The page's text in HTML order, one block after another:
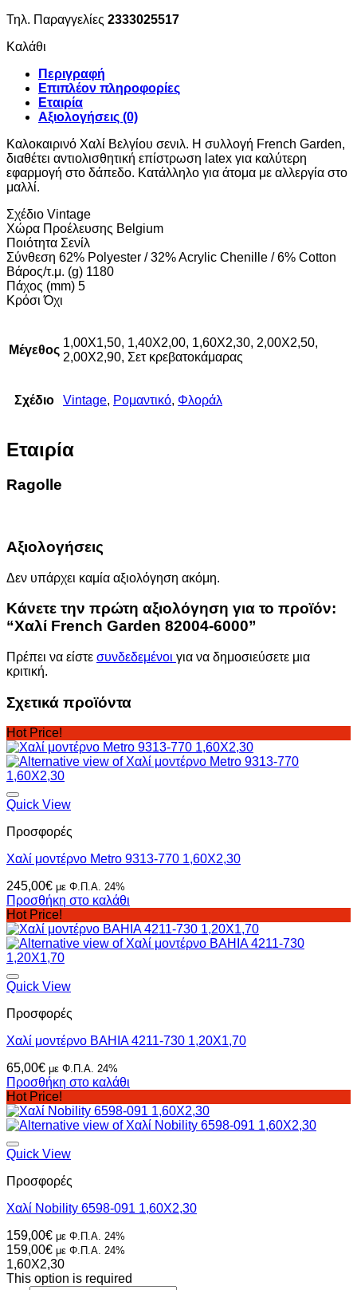
Τηλ. Παραγγελίες 2333025517
Καλάθι
Περιγραφή
Επιπλέον πληροφορίες
Εταιρία
Αξιολογήσεις (0)
Καλοκαιρινό Χαλί Βελγίου σενιλ. Η συλλογή French Garden,
διαθέτει αντιολισθητική επίστρωση latex για καλύτερη
εφαρμογή στο δάπεδο. Κατάλληλο για άτομα με αλλεργία στο
μαλλί.
Σχέδιο Vintage
Χώρα Προέλευσης Belgium
Ποιότητα Σενίλ
Σύνθεση 62% Polyester / 32% Acrylic Chenille / 6% Cotton
Βάρος/τ.μ. (g) 1180
Πάχος (mm) 5
Κρόσι Όχι
Μέγεθος
1,00X1,50, 1,40X2,00, 1,60X2,30, 2,00X2,50,
2,00X2,90, Σετ κρεβατοκάμαρας
Σχέδιο Vintage, Ρομαντικό, Φλοράλ
Εταιρία
Ragolle
Αξιολογήσεις
Δεν υπάρχει καμία αξιολόγηση ακόμη.
Κάνετε την πρώτη αξιολόγηση για το προϊόν:
“Χαλί French Garden 82004-6000”
Πρέπει να είστε συνδεδεμένοι για να δημοσιεύσετε μια
κριτική.
Σχετικά προϊόντα
Hot Price!
Quick View
Προσφορές
Χαλί μοντέρνο Metro 9313-770 1,60Χ2,30
245,00€ με Φ.Π.Α. 24%
Προσθήκη στο καλάθι
Hot Price!
Quick View
Προσφορές
Χαλί μοντέρνο BAHIA 4211-730 1,20Χ1,70
65,00€ με Φ.Π.Α. 24%
Προσθήκη στο καλάθι
Hot Price!
Quick View
Προσφορές
Χαλί Nobility 6598-091 1,60Χ2,30
159,00€ με Φ.Π.Α. 24%
159,00€ με Φ.Π.Α. 24%
1,60X2,30
This option is required